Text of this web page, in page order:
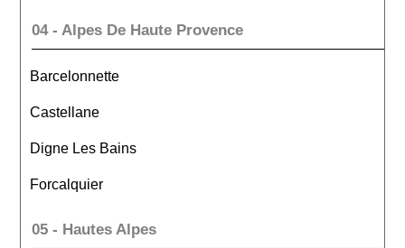
04 - Alpes De Haute Provence
Barcelonnette
Castellane
Digne Les Bains
Forcalquier
05 - Hautes Alpes